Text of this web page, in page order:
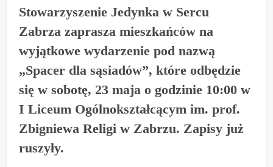
Stowarzyszenie Jedynka w Sercu
Zabrza zaprasza mieszkańców na
wyjątkowe wydarzenie pod nazwą
„Spacer dla sąsiadów”, które odbędzie
się w sobotę, 23 maja o godzinie 10:00 w
I Liceum Ogólnokształcącym im. prof.
Zbigniewa Religi w Zabrzu. Zapisy już
ruszyły.